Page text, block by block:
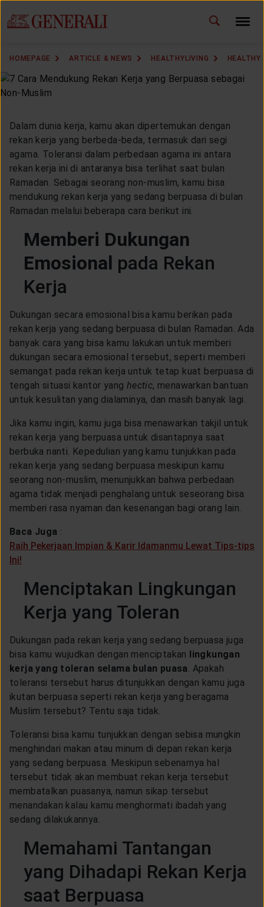
HOMEPAGE ARTICLE & NEWS HEALTHYLIVING HEALTHY
Dalam dunia kerja, kamu akan dipertemukan dengan
rekan kerja yang berbeda-beda, termasuk dari segi
agama. Toleransi dalam perbedaan agama ini antara
rekan kerja ini di antaranya bisa terlihat saat bulan
Ramadan. Sebagai seorang non-muslim, kamu bisa
mendukung rekan kerja yang sedang berpuasa di bulan
Ramadan melalui beberapa cara berikut ini.
Memberi Dukungan
Emosional pada Rekan
Kerja
Dukungan secara emosional bisa kamu berikan pada
rekan kerja yang sedang berpuasa di bulan Ramadan. Ada
banyak cara yang bisa kamu lakukan untuk memberi
dukungan secara emosional tersebut, seperti memberi
semangat pada rekan kerja untuk tetap kuat berpuasa di
tengah situasi kantor yang hectic, menawarkan bantuan
untuk kesulitan yang dialaminya, dan masih banyak lagi.
Jika kamu ingin, kamu juga bisa menawarkan takjil untuk
rekan kerja yang berpuasa untuk disantapnya saat
berbuka nanti. Kepedulian yang kamu tunjukkan pada
rekan kerja yang sedang berpuasa meskipun kamu
seorang non-muslim, menunjukkan bahwa perbedaan
agama tidak menjadi penghalang untuk seseorang bisa
memberi rasa nyaman dan kesenangan bagi orang lain.
Baca Juga :
Raih Pekerjaan Impian & Karir Idamanmu Lewat Tips-tips
Ini!
Menciptakan Lingkungan
Kerja yang Toleran
Dukungan pada rekan kerja yang sedang berpuasa juga
bisa kamu wujudkan dengan menciptakan lingkungan
kerja yang toleran selama bulan puasa . Apakah
toleransi tersebut harus ditunjukkan dengan kamu juga
ikutan berpuasa seperti rekan kerja yang beragama
Muslim tersebut? Tentu saja tidak.
Toleransi bisa kamu tunjukkan dengan sebisa mungkin
menghindari makan atau minum di depan rekan kerja
yang sedang berpuasa. Meskipun sebenarnya hal
tersebut tidak akan membuat rekan kerja tersebut
membatalkan puasanya, namun sikap tersebut
menandakan kalau kamu menghormati ibadah yang
sedang dilakukannya.
Memahami Tantangan
yang Dihadapi Rekan Kerja
saat Berpuasa
CHANGE LANGUAGE ID EN
MARKETING OFFICE
INSURANCE DICTIONARY
OUR SOLUTION
CUSTOMER SERVICE
ARTICLE & NEWS
ABOUT GENERALI
EVENTS